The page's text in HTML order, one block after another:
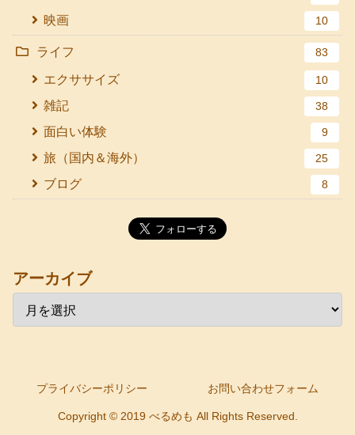
映画 10
ライフ 83
エクササイズ 10
雑記 38
面白い体験 9
旅（国内＆海外） 25
ブログ 8
アーカイブ
プライバシーポリシー お問い合わせフォーム
Copyright © 2019 べるめも All Rights Reserved.